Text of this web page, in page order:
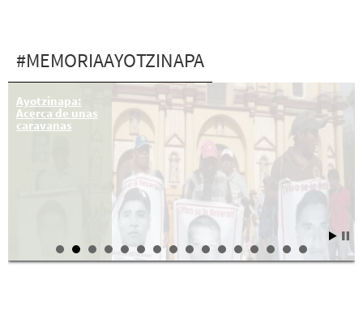
#MEMORIAAYOTZINAPA
“Para nosotros
hasta que los
peritos
Ayotzinapa:
Acerca de unas
caravanas